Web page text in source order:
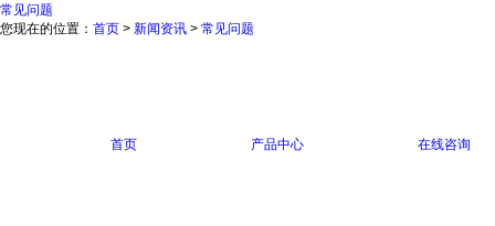
常见问题
您现在的位置： 首页 > 新闻资讯 > 常见问题
首页 产品中心 在线咨询